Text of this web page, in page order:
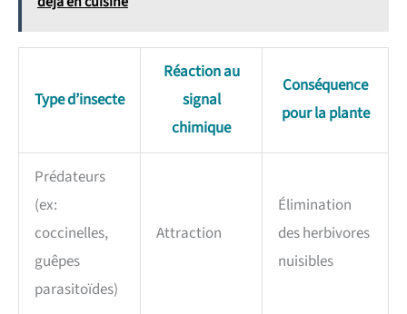
Type d’insecte
Réaction au
signal
chimique
Conséquence
pour la plante
Prédateurs
(ex:
coccinelles,
guêpes
parasitoïdes)
Attraction
Élimination
des herbivores
nuisibles